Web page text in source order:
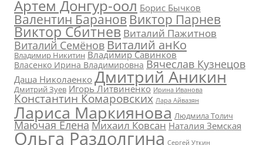
Артем Донгур-оол Борис Бычков
Валентин БарановВиктор Парнев
Виктор Сбитнев Виталий Пажитнов
Виталий СемёновВиталий анКо
Владимир Никитин Владимир Савинков
Власенко Ирина Владимировна Вячеслав Кузнецов
Даша Николаенко Дмитрий Аникин
Дмитрий Зуев Игорь Литвиненко Ирина Иванова
Константин Комаровских Лара Айвазян
Лариса Маркиянова Людмила Толич
Маючая ЕленаМихаил Ковсан Наталия Земская
Ольга Раздолгина Сергей Уткин